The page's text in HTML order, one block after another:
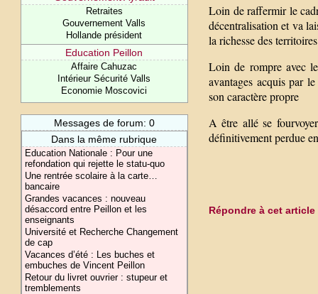
Retraites
Gouvernement Valls
Hollande président
Education Peillon
Affaire Cahuzac
Intérieur Sécurité Valls
Economie Moscovici
Messages de forum: 0
Dans la même rubrique
Education Nationale : Pour une
refondation qui rejette le statu-quo
Une rentrée scolaire à la carte…
bancaire
Grandes vacances : nouveau
désaccord entre Peillon et les
enseignants
Université et Recherche Changement
de cap
Vacances d’été : Les buches et
embuches de Vincent Peillon
Retour du livret ouvrier : stupeur et
tremblements
Loin de raffermir le
décentralisation et va
la richesse des
Loin de rompre avec
avantages acquis par
son caractère propre
A être allé se
définitivement perdue
Répondre à cet article